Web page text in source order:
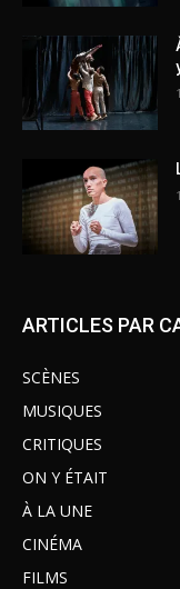
ARTICLES PAR
SCÈNES
MUSIQUES
CRITIQUES
ON Y ÉTAIT
À LA UNE
CINÉMA
FILMS